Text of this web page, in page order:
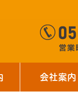
会社案内